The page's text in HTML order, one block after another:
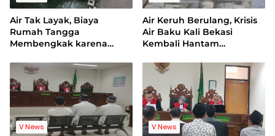
Air Tak Layak, Biaya
Rumah Tangga
Membengkak karena
Bersih
Air Keruh Berulang, Krisis
Air Baku Kali Bekasi
Kembali Hantam
V News V News